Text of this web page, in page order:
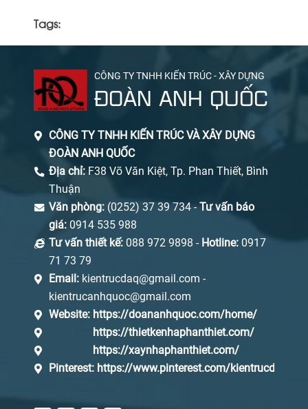
Tags:
CÔNG TY TNHH KIẾN TRÚC - XÂY DỰNG
ĐOÀN ANH QUỐC
CÔNG TY TNHH KIẾN TRÚC VÀ XÂY DỰNG
ĐOÀN ANH QUỐC
Địa chỉ:F38 Võ Văn Kiệt, Tp. Phan Thiết, Bình
Thuận
Văn phòng: (0252) 37 39 734 -Tư vấn báo
giá: 0914 535 988
Tư vấn thiết kế: 088 972 9898 - Hotline: 0917
71 73 79
Email: kientrucdaq@gmail.com -
kientrucanhquoc@gmail.com
Website: https://doananhquoc.com/home/
https://thietkenhaphanthiet.com/
https://xaynhaphanthiet.com/
Pinterest: https://www.pinterest.com/kientrucdaq/